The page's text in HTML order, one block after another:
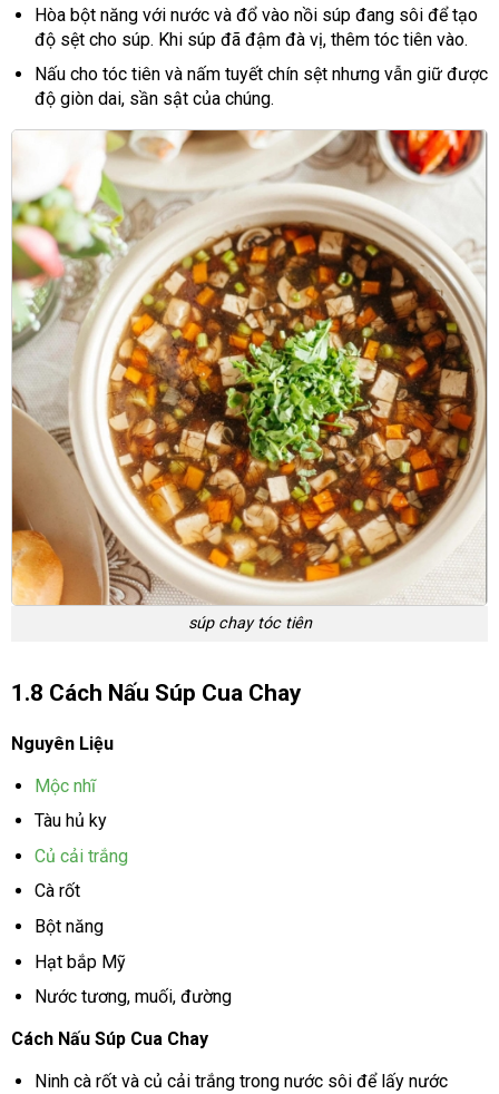
Hòa bột năng với nước và đổ vào nồi súp đang sôi để tạo
độ sệt cho súp. Khi súp đã đậm đà vị, thêm tóc tiên vào.
Nấu cho tóc tiên và nấm tuyết chín sệt nhưng vẫn giữ được
độ giòn dai, sần sật của chúng.
súp chay tóc tiên
1.8 Cách Nấu Súp Cua Chay
Nguyên Liệu
Mộc nhĩ
Tàu hủ ky
Củ cải trắng
Cà rốt
Bột năng
Hạt bắp Mỹ
Nước tương, muối, đường
Cách Nấu Súp Cua Chay
Ninh cà rốt và củ cải trắng trong nước sôi để lấy nước